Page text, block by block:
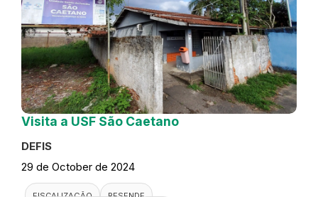
Visita a USF São Caetano
DEFIS
29 de October de 2024